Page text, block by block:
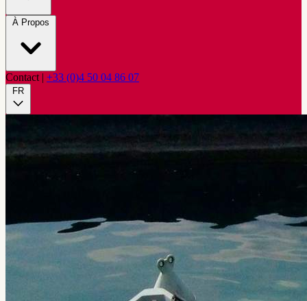
À Propos
Contact | +33 (0)4 50 04 86 07
FR